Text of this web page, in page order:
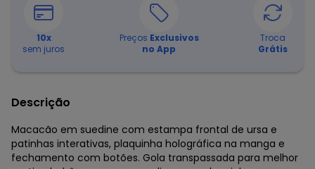
10x
sem juros
Preços Exclusivos
no App
Troca
Grátis
Descrição
Macacão em suedine com estampa frontal de ursa e
patinhas interativas, plaquinha holográfica na manga e
fechamento com botões. Gola transpassada para melhor